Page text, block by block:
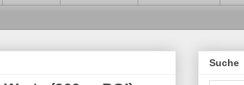
Suche